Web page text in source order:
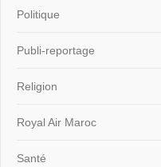
Politique
Publi-reportage
Religion
Royal Air Maroc
Santé